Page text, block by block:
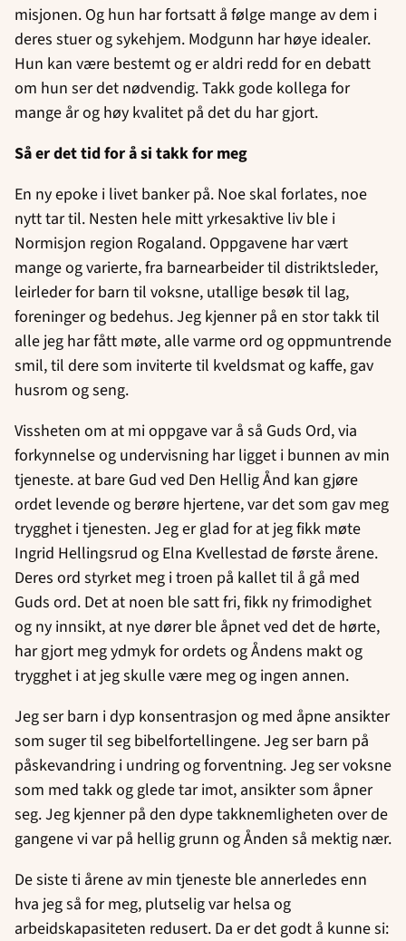
misjonen. Og hun har fortsatt å følge mange av dem i
deres stuer og sykehjem. Modgunn har høye idealer.
Hun kan være bestemt og er aldri redd for en debatt
om hun ser det nødvendig. Takk gode kollega for
mange år og høy kvalitet på det du har gjort.
Så er det tid for å si takk for meg
En ny epoke i livet banker på. Noe skal forlates, noe
nytt tar til. Nesten hele mitt yrkesaktive liv ble i
Normisjon region Rogaland. Oppgavene har vært
mange og varierte, fra barnearbeider til distriktsleder,
leirleder for barn til voksne, utallige besøk til lag,
foreninger og bedehus. Jeg kjenner på en stor takk til
alle jeg har fått møte, alle varme ord og oppmuntrende
smil, til dere som inviterte til kveldsmat og kaffe, gav
husrom og seng.
Vissheten om at mi oppgave var å så Guds Ord, via
forkynnelse og undervisning har ligget i bunnen av min
tjeneste. at bare Gud ved Den Hellig Ånd kan gjøre
ordet levende og berøre hjertene, var det som gav meg
trygghet i tjenesten. Jeg er glad for at jeg fikk møte
Ingrid Hellingsrud og Elna Kvellestad de første årene.
Deres ord styrket meg i troen på kallet til å gå med
Guds ord. Det at noen ble satt fri, fikk ny frimodighet
og ny innsikt, at nye dører ble åpnet ved det de hørte,
har gjort meg ydmyk for ordets og Åndens makt og
trygghet i at jeg skulle være meg og ingen annen.
Jeg ser barn i dyp konsentrasjon og med åpne ansikter
som suger til seg bibelfortellingene. Jeg ser barn på
påskevandring i undring og forventning. Jeg ser voksne
som med takk og glede tar imot, ansikter som åpner
seg. Jeg kjenner på den dype takknemligheten over de
gangene vi var på hellig grunn og Ånden så mektig nær.
De siste ti årene av min tjeneste ble annerledes enn
hva jeg så for meg, plutselig var helsa og
arbeidskapasiteten redusert. Da er det godt å kunne si: